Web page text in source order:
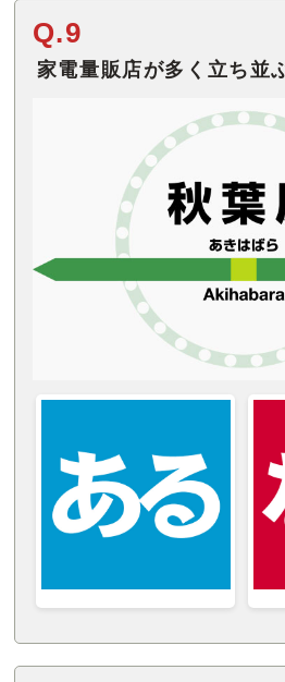
Q.9
家電量販店が多く立ち並